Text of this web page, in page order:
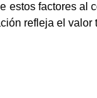
estos factores al
refleja el valor